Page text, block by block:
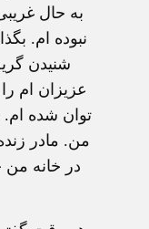
به حال
نبوده ام.
شنیدن
عزیزان ام
توان شده ام.
من. مادر
در خانه من